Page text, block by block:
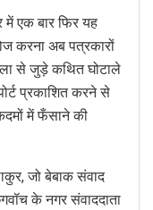
में एक बार फिर यह
करना अब पत्रकारों
से जुड़े कथित घोटाले
प्रकाशित करने से
में फँसाने की
जो बेबाक संवाद
के नगर संवाददाता